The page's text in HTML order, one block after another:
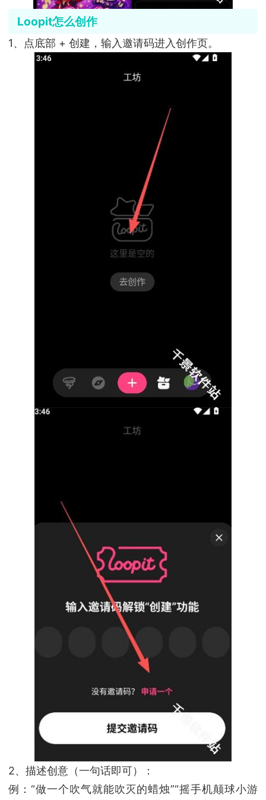
Loopit怎么创作
1、点底部 + 创建，输入邀请码进入创作页。
2、描述创意（一句话即可）：
例：“做一个吹气就能吹灭的蜡烛”“摇手机颠球小游